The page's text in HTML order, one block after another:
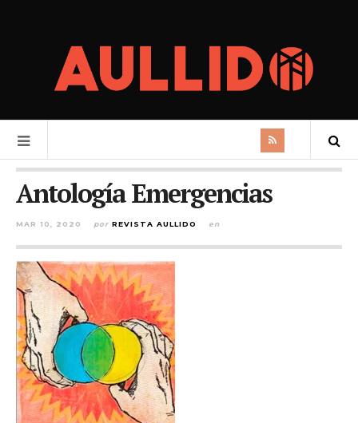
Antología Emergencias
MAR 10, 2020 por REVISTA AULLIDO en